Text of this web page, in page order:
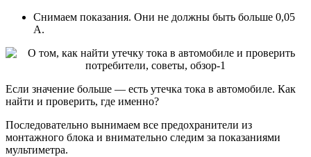
Снимаем показания. Они не должны быть больше 0,05
А.
Если значение больше — есть утечка тока в автомобиле. Как
найти и проверить, где именно?
Последовательно вынимаем все предохранители из
монтажного блока и внимательно следим за показаниями
мультиметра.